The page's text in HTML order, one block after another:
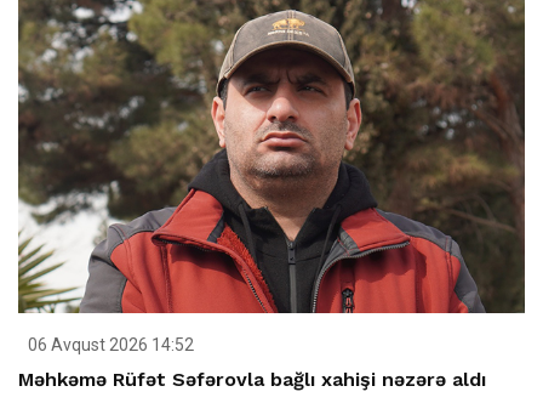
06 Avqust 2026 14:52
Məhkəmə Rüfət Səfərovla bağlı xahişi nəzərə aldı